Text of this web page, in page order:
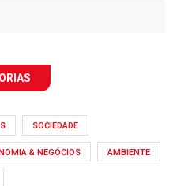
SOCIEDADE
& NEGÓCIOS AMBIENTE